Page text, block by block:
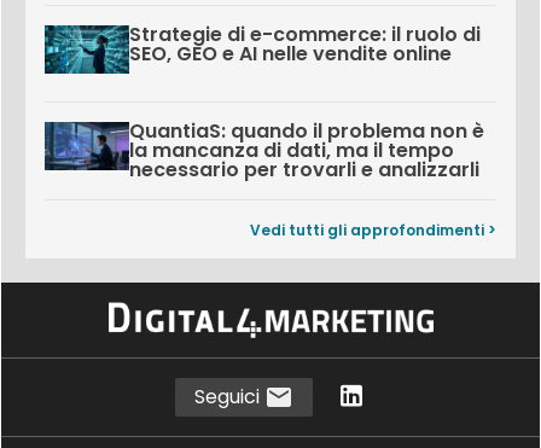
Strategie di e-commerce: il ruolo di
SEO, GEO e AI nelle vendite online
QuantiaS: quando il problema non è
la mancanza di dati, ma il tempo
necessario per trovarli e analizzarli
Vedi tutti gli approfondimenti >
Seguici